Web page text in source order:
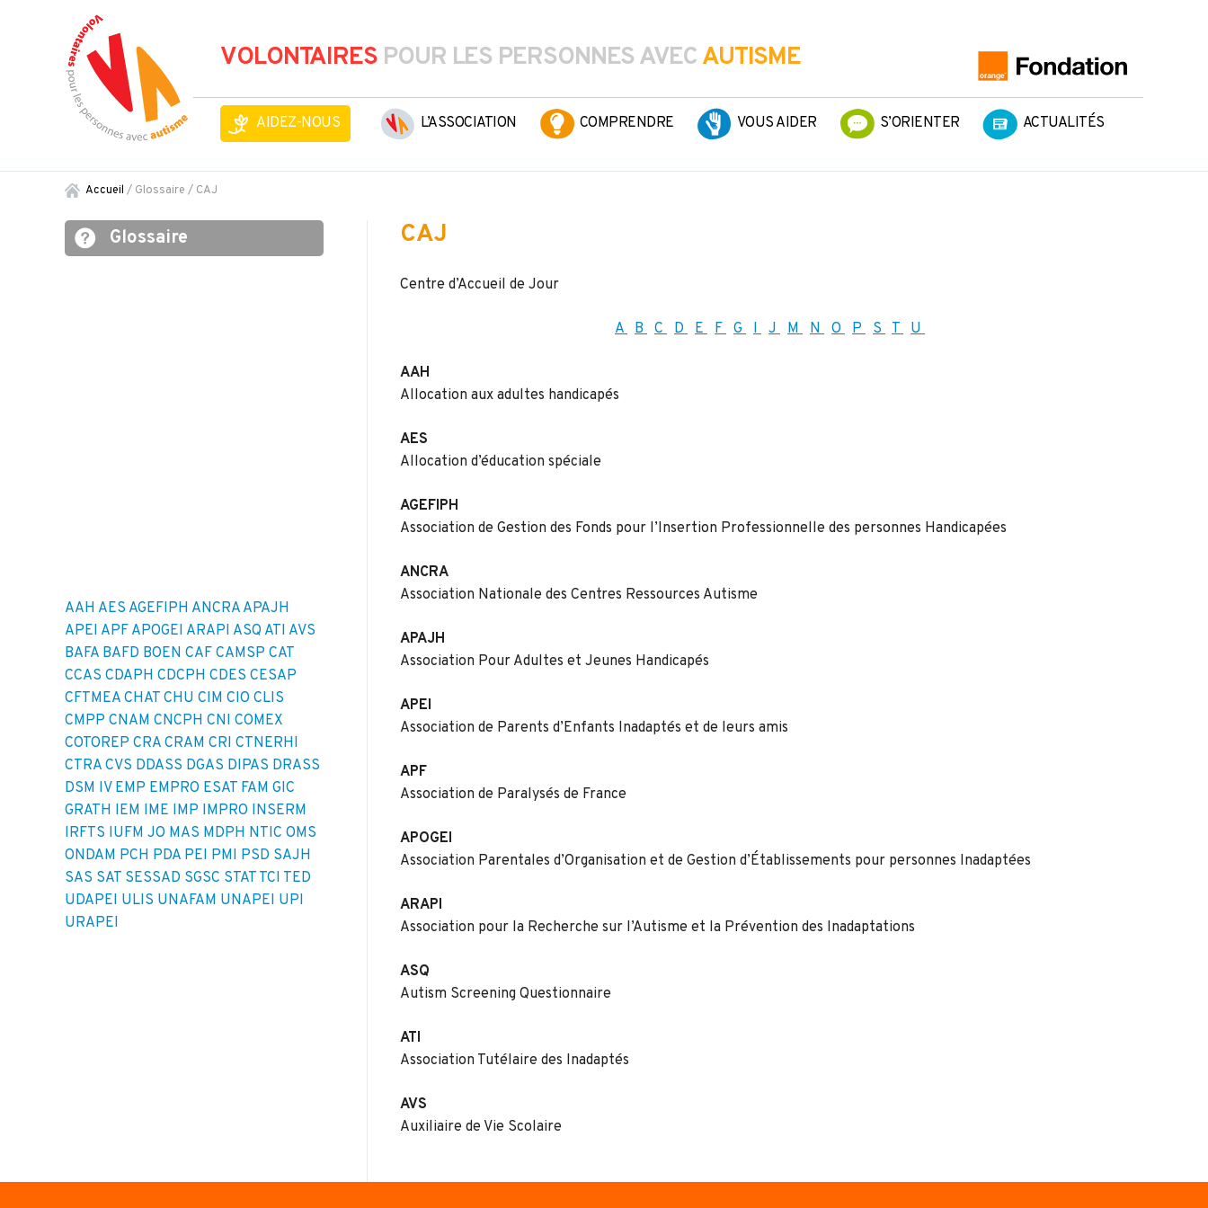
VOLONTAIRES POUR LES PERSONNES AVEC AUTISME
AIDEZ-NOUS L’ASSOCIATION COMPRENDRE VOUS AIDER S’ORIENTER ACTUALITÉS
Accueil / Glossaire / CAJ
CAJ
Centre d’Accueil de Jour
A B C D E F G I J M N O P S T U
AAH
Allocation aux adultes handicapés
AES
Allocation d’éducation spéciale
AGEFIPH
Association de Gestion des Fonds pour l’Insertion Professionnelle des personnes Handicapées
ANCRA
Association Nationale des Centres Ressources Autisme
APAJH
Association Pour Adultes et Jeunes Handicapés
APEI
Association de Parents d’Enfants Inadaptés et de leurs amis
APF
Association de Paralysés de France
APOGEI
Association Parentales d’Organisation et de Gestion d’Établissements pour personnes Inadaptées
ARAPI
Association pour la Recherche sur l’Autisme et la Prévention des Inadaptations
ASQ
Autism Screening Questionnaire
ATI
Association Tutélaire des Inadaptés
AVS
Auxiliaire de Vie Scolaire
Glossaire
AAH AES AGEFIPH ANCRA APAJH
APEI APF APOGEI ARAPI ASQ ATI AVS
BAFA BAFD BOEN CAF CAMSP CAT
CCAS CDAPH CDCPH CDES CESAP
CFTMEA CHAT CHU CIM CIO CLIS
CMPP CNAM CNCPH CNI COMEX
COTOREP CRA CRAM CRI CTNERHI
CTRA CVS DDASS DGAS DIPAS DRASS
DSM IV EMP EMPRO ESAT FAM GIC
GRATH IEM IME IMP IMPRO INSERM
IRFTS IUFM JO MAS MDPH NTIC OMS
ONDAM PCH PDA PEI PMI PSD SAJH
SAS SAT SESSAD SGSC STAT TCI TED
UDAPEI ULIS UNAFAM UNAPEI UPI
URAPEI